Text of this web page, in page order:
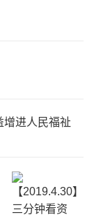
增进人民福祉